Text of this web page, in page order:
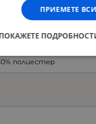
(Ш х В)
полиестер
ПРИЕМЕТЕ